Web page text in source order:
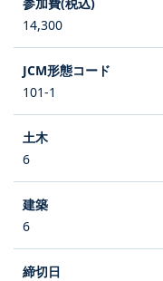
14,300
101-1
6
6